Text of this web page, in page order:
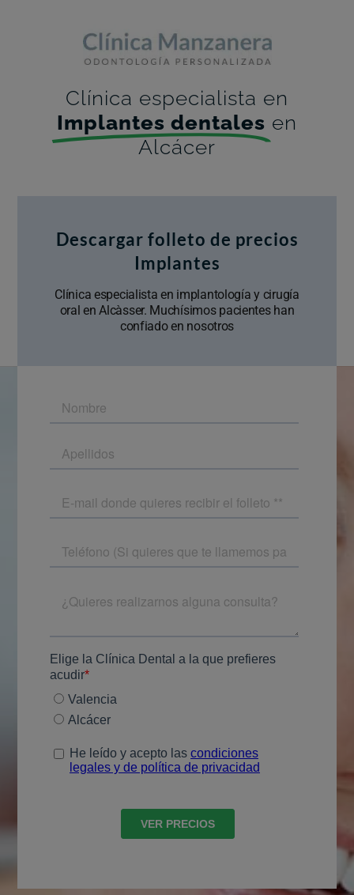
Clínica especialista en
Implantes dentales en
Alcácer
Descargar folleto de precios
Implantes
Clínica especialista en implantología y cirugía
oral en Alcàsser. Muchísimos pacientes han
confiado en nosotros